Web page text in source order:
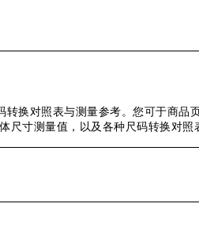
换对照表与测量参考。您可于商品
尺寸测量值，以及各种尺码转换对照